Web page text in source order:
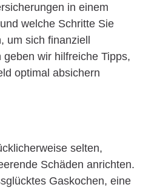
in einem
welche Schritte Sie
um sich finanziell
wir hilfreiche Tipps,
optimal absichern
selten,
Schäden anrichten.
Gaskochen, eine